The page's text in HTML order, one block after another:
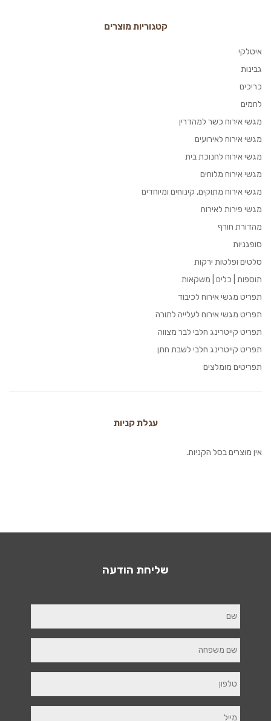
קטגוריות מוצרים
איטלקי
גבינות
כריכים
לחמים
מגשי אירוח כשר למהדרין
מגשי אירוח לאירועים
מגשי אירוח לחנוכת בית
מגשי אירוח מלוחים
מגשי אירוח מתוקים, קינוחים ומיוחדים
מגשי פירות לאירוח
מהדורת חורף
סופגניות
סלטים ופלטות ירקות
תוספות | כלים | משקאות
תפריט מגשי אירוח לכיבוד
תפריט מגשי אירוח לעלייה לתורה
תפריט קייטרינג חלבי לבר מצווה
תפריט קייטרינג חלבי לשבת חתן
תפריטים מומלצים
עגלת קניות
אין מוצרים בסל הקניות.
שליחת הודעה